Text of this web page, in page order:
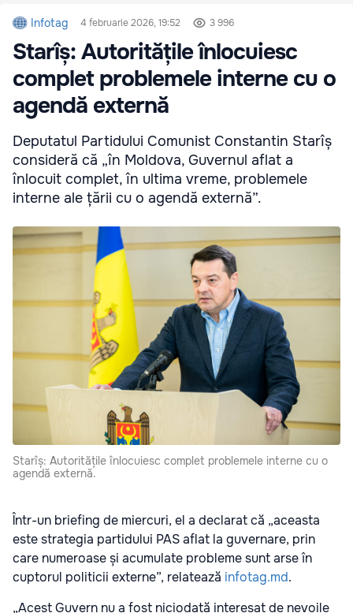
Infotag 4 februarie 2026, 19:52 3 996
Starîș: Autoritățile înlocuiesc
complet problemele interne cu o
agendă externă
Deputatul Partidului Comunist Constantin Starîș
consideră că „în Moldova, Guvernul aflat a
înlocuit complet, în ultima vreme, problemele
interne ale țării cu o agendă externă”.
Starîș: Autoritățile înlocuiesc complet problemele interne cu o
agendă externă.
Într-un briefing de miercuri, el a declarat că „aceasta
este strategia partidului PAS aflat la guvernare, prin
care numeroase și acumulate probleme sunt arse în
cuptorul politicii externe”, relatează infotag.md.
„Acest Guvern nu a fost niciodată interesat de nevoile